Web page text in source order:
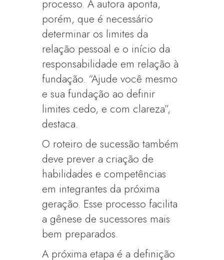
processo. A autora aponta,
porém, que é necessário
determinar os limites da
relação pessoal e o início da
responsabilidade em relação à
fundação. “Ajude você mesmo
e sua fundação ao definir
limites cedo, e com clareza”,
destaca.
O roteiro de sucessão também
deve prever a criação de
habilidades e competências
em integrantes da próxima
geração. Esse processo facilita
a gênese de sucessores mais
bem preparados.
A próxima etapa é a definição